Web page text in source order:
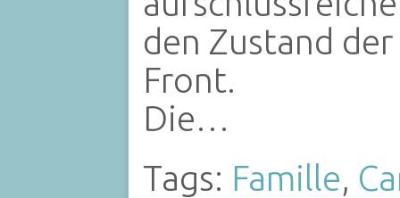
den Zustand
Front.
Die…
Tags: Famille,